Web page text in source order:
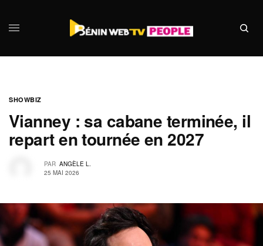
SHOWBIZ
Vianney : sa cabane terminée, il
repart en tournée en 2027
PAR ANGÈLE L.
25 MAI 2026